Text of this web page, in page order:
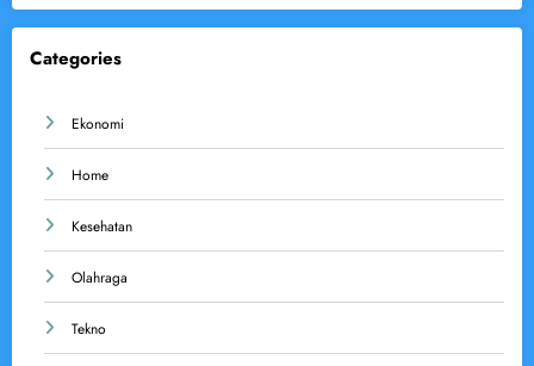
Categories
Ekonomi
Home
Kesehatan
Olahraga
Tekno